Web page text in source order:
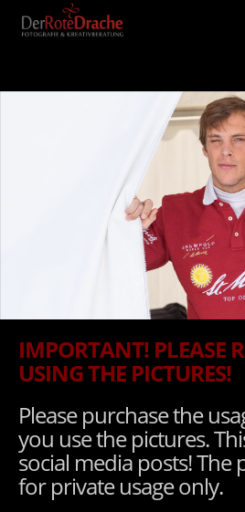
IMPORTANT! PLEASE
USING THE PICTURES!
Please purchase the
you use the pictures.
social media posts! The
for private usage only.